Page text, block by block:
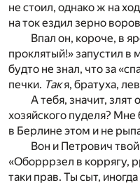
не стоил, однако ж на
на ток ездил зерно
Впал он, короче, в
проклятый!» запустил
будто не знал, что за
печки. Такя, братуха,
А тебя, значит,
хозяйского пуделя?
в Берлине этом и не
Вон и Петрович твой
«Оборррзел в коррягу,
таки прав. Ты сыт,